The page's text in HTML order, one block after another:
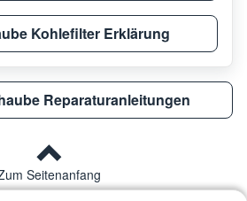
WHC663A1X
BHP923E13X
Kohlefilter Erklärung
Reparaturanleitungen
Seitenanfang